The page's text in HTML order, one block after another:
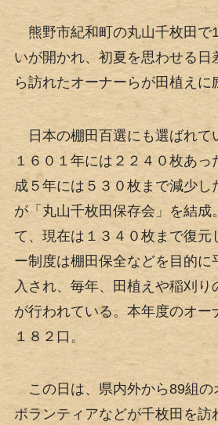
熊野市紀和町の丸山千枚田で
いが開かれ、初夏を思わせる日
ら訪れたオーナーらが田植えに
日本の棚田百選にも選ばれて
１６０１年には２２４０枚あ
成５年には５３０枚まで減少し
が「丸山千枚田保存会」を結成
て、現在は１３４０枚まで復元
ー制度は棚田保全などを目的に
入され、毎年、田植えや稲刈り
が行われている。本年度のオー
１８２口。
この日は、県内外から89組の
ボランティアなどが千枚田を訪